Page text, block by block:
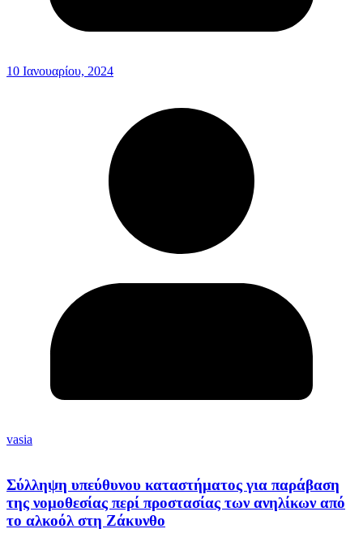
10 Ιανουαρίου, 2024
vasia
Σύλληψη υπεύθυνου καταστήματος για παράβαση
της νομοθεσίας περί προστασίας των ανηλίκων από
το αλκοόλ στη Ζάκυνθο